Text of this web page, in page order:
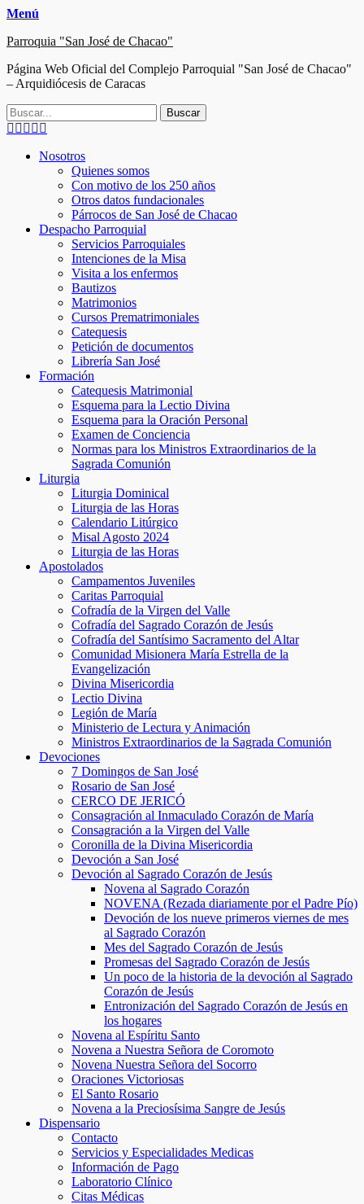
Menú
Parroquia "San José de Chacao"
Página Web Oficial del Complejo Parroquial "San José de Chacao"
– Arquidiócesis de Caracas
Buscar:
Facebook
Twitter
Correo
Instagram
Menú
principal
Saltar
Nosotros
Quienes somos
Con motivo de los 250 años
Otros datos fundacionales
Párrocos de San José de Chacao
Despacho Parroquial
Servicios Parroquiales
Intenciones de la Misa
Visita a los enfermos
Bautizos
Matrimonios
Cursos Prematrimoniales
Catequesis
Petición de documentos
Librería San José
Formación
Catequesis Matrimonial
Esquema para la Lectio Divina
Esquema para la Oración Personal
Examen de Conciencia
Normas para los Ministros Extraordinarios de la
Sagrada Comunión
Liturgia
Liturgia Dominical
Liturgia de las Horas
Calendario Litúrgico
Misal Agosto 2024
Liturgia de las Horas
Apostolados
Campamentos Juveniles
Caritas Parroquial
Cofradía de la Virgen del Valle
Cofradía del Sagrado Corazón de Jesús
Cofradía del Santísimo Sacramento del Altar
Comunidad Misionera María Estrella de la
Evangelización
Divina Misericordia
Lectio Divina
Legión de María
Ministerio de Lectura y Animación
Ministros Extraordinarios de la Sagrada Comunión
Devociones
7 Domingos de San José
Rosario de San José
CERCO DE JERICÓ
Consagración al Inmaculado Corazón de María
Consagración a la Virgen del Valle
Coronilla de la Divina Misericordia
Devoción a San José
Devoción al Sagrado Corazón de Jesús
Novena al Sagrado Corazón
NOVENA (Rezada diariamente por el Padre Pío)
Devoción de los nueve primeros viernes de mes
al Sagrado Corazón
Mes del Sagrado Corazón de Jesús
Promesas del Sagrado Corazón de Jesús
Un poco de la historia de la devoción al Sagrado
Corazón de Jesús
Entronización del Sagrado Corazón de Jesús en
los hogares
Novena al Espíritu Santo
Novena a Nuestra Señora de Coromoto
Novena Nuestra Señora del Socorro
Oraciones Victoriosas
El Santo Rosario
Novena a la Preciosísima Sangre de Jesús
Dispensario
Contacto
Servicios y Especialidades Medicas
Información de Pago
Laboratorio Clínico
Citas Médicas